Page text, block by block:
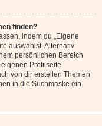
finden?
indem du „Eigene
auswählst. Alternativ
persönlichen Bereich
Profilseite
von dir erstellen Themen
in die Suchmaske ein.